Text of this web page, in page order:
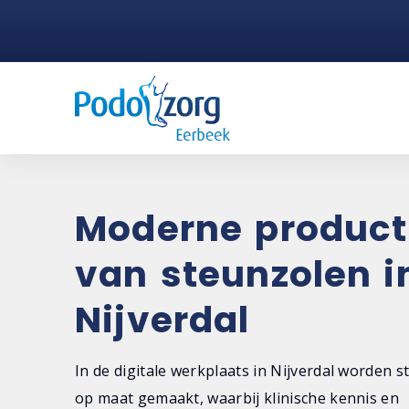
Moderne
van steunzolen
Nijverdal
In de digitale werkplaats in Nijverdal worden
op maat gemaakt, waarbij klinische kennis en